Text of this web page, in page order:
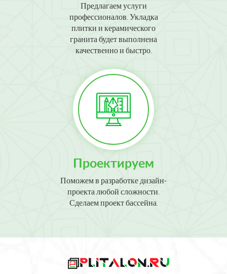
Предлагаем услуги
профессионалов. Укладка
плитки и керамического
гранита будет выполнена
качественно и быстро.
Проектируем
Поможем в разработке дизайн-
проекта любой сложности.
Сделаем проект бассейна.